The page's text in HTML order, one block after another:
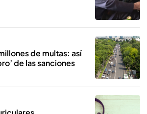
de multas: así
de las sanciones